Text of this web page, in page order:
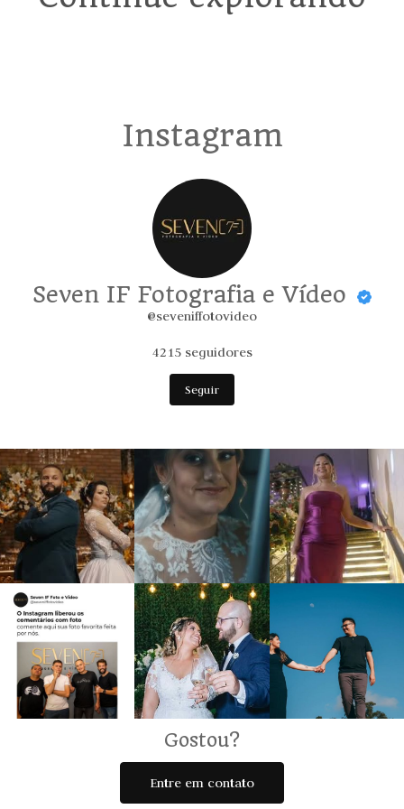
Instagram
Seven IF Fotografia e Vídeo
@seveniffotovideo
4215 seguidores
Seguir
Gostou?
Entre em contato